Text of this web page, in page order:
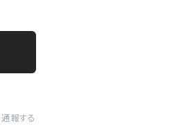
通報する